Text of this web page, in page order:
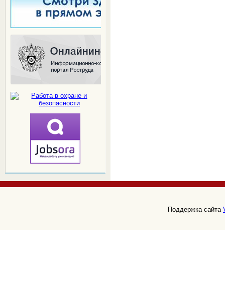
Поддержка сайта